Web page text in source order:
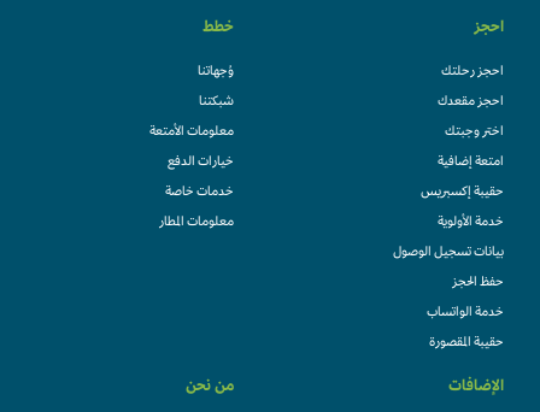
احجز
احجز رحلتك
احجز مقعدك
اختر وجبتك
امتعة إضافية
حقيبة إكسبريس
خدمة الأولوية
بيانات تسجيل الوصول
حفظ الحجز
خدمة الواتساب
حقيبة المقصورة
خطط
وُجهاتنا
شبكتنا
معلومات الأمتعة
خيارات الدفع
خدمات خاصة
معلومات المطار
الإضافات من نحن